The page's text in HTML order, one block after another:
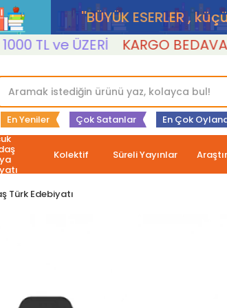
''BÜYÜK ESERLER ,
TL ve ÜZERİ KARGO BEDAVA
En Yeniler Çok Satanlar En Çok
Kolektif Süreli Yayınlar
Türk Edebiyatı